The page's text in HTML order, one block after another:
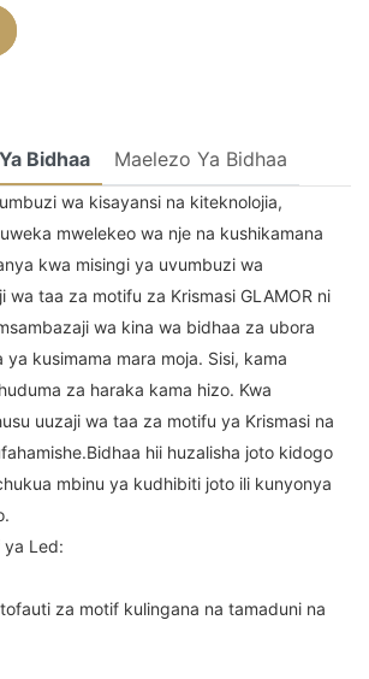
Bidhaa Maelezo Ya Bidhaa
wa kisayansi na kiteknolojia,
mwelekeo wa nje na kushikamana
kwa misingi ya uvumbuzi wa
wa taa za motifu za Krismasi GLAMOR ni
wa kina wa bidhaa za ubora
ya kusimama mara moja. Sisi, kama
za haraka kama hizo. Kwa
uuzaji wa taa za motifu ya Krismasi na
hii huzalisha joto kidogo
mbinu ya kudhibiti joto ili kunyonya
ya Led:
za motif kulingana na tamaduni na